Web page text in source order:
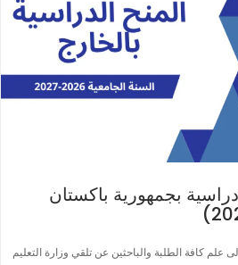
بجمهورية باكستان
علم كافة الطلبة والباحثين عن تلقي وزارة التعليم